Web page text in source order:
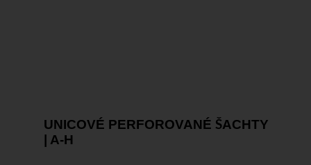
UNICOVÉ PERFOROVANÉ ŠACHTY
| A-H